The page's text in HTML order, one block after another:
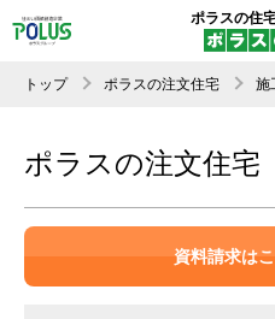
ポラスの住
トップ ポラスの注文住宅 施
ポラスの注文住宅
資料請求は